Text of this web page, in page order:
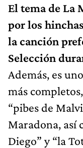
El tema de La
por los
la canción
Selección
Además, es
más
“pibes de
Maradona, así
Diego” y “la